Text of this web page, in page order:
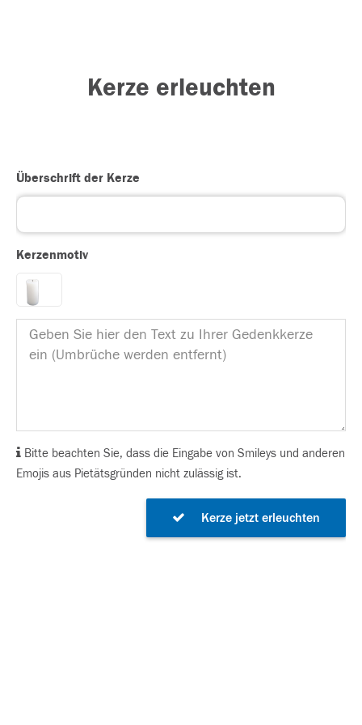
Kerze erleuchten
Überschrift der Kerze
Kerzenmotiv
Bitte beachten Sie, dass die Eingabe von Smileys und anderen
Emojis aus Pietätsgründen nicht zulässig ist.
Kerze jetzt erleuchten